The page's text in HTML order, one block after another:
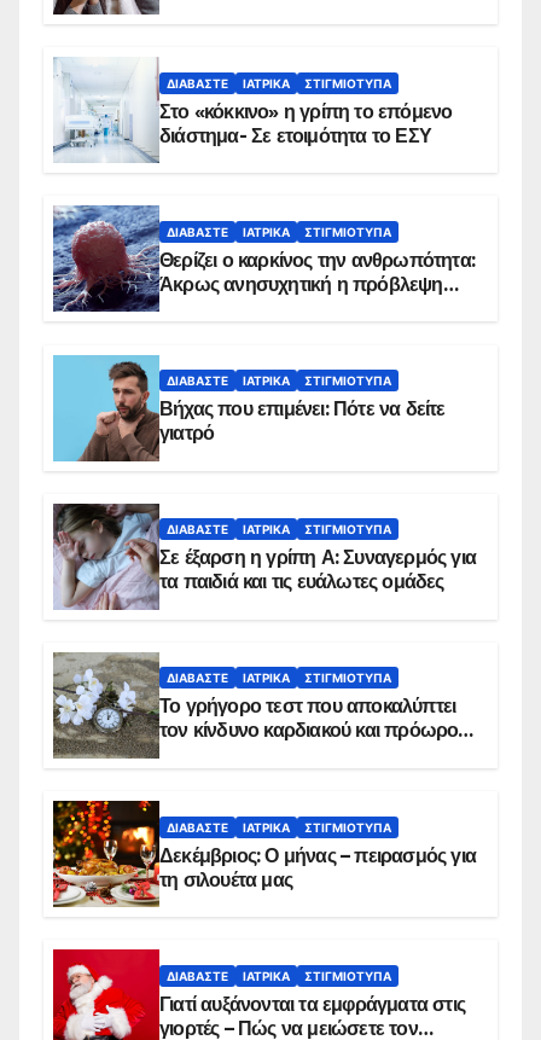
ΔΙΑΒΆΣΤΕ ΙΑΤΡΙΚΆ ΣΤΙΓΜΙΌΤΥΠΑ
Στο «κόκκινο» η γρίπη το επόμενο
διάστημα- Σε ετοιμότητα το ΕΣΥ
ΔΙΑΒΆΣΤΕ ΙΑΤΡΙΚΆ ΣΤΙΓΜΙΌΤΥΠΑ
Θερίζει ο καρκίνος την ανθρωπότητα:
Άκρως ανησυχητική η πρόβλεψη…
ΔΙΑΒΆΣΤΕ ΙΑΤΡΙΚΆ ΣΤΙΓΜΙΌΤΥΠΑ
Βήχας που επιμένει: Πότε να δείτε
γιατρό
ΔΙΑΒΆΣΤΕ ΙΑΤΡΙΚΆ ΣΤΙΓΜΙΌΤΥΠΑ
Σε έξαρση η γρίπη Α: Συναγερμός για
τα παιδιά και τις ευάλωτες ομάδες
ΔΙΑΒΆΣΤΕ ΙΑΤΡΙΚΆ ΣΤΙΓΜΙΌΤΥΠΑ
Το γρήγορο τεστ που αποκαλύπτει
τον κίνδυνο καρδιακού και πρόωρου
ΔΙΑΒΆΣΤΕ ΙΑΤΡΙΚΆ ΣΤΙΓΜΙΌΤΥΠΑ
Δεκέμβριος: Ο μήνας – πειρασμός για
τη σιλουέτα μας
ΔΙΑΒΆΣΤΕ ΙΑΤΡΙΚΆ ΣΤΙΓΜΙΌΤΥΠΑ
Γιατί αυξάνονται τα εμφράγματα στις
γιορτές – Πώς να μειώσετε τον